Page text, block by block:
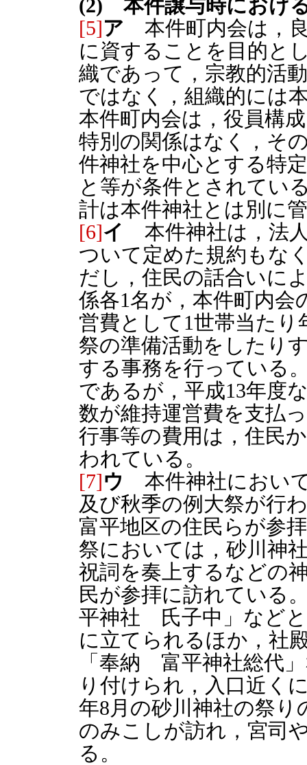
(2) 本件譲与時におけ
[5]ア 本件町内会は，
に資することを目的と
織であって，宗教的活
ではなく，組織的には
本件町内会は，役員構
特別の関係はなく，そ
件神社を中心とする特
と等が条件とされてい
計は本件神社とは別に
[6]イ
本件神社は，法
ついて定めた規約もな
だし，住民の話合いに
係各1名が，本件町内会
営費として1世帯当たり
祭の準備活動をしたり
する事務を行っている
であるが，平成13年度
数が維持運営費を支払
行事等の費用は，住民
われている。
[7]ウ
本件神社におい
及び秋季の例大祭が行
富平地区の住民らが参
祭においては，砂川神
祝詞を奏上するなどの
民が参拝に訪れている
平神社 氏子中」など
に立てられるほか，社
「奉納 富平神社総代
り付けられ，入口近く
年8月の砂川神社の祭り
のみこしが訪れ，宮司
る。